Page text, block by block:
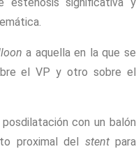
a aquella en la que se
el VP y otro sobre el
con un balón
proximal del stentpara